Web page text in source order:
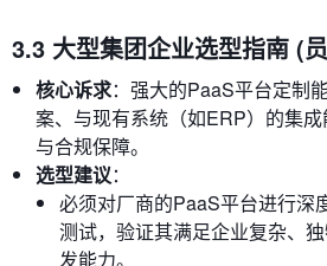
3.3 大型集团企业选型指南 (
核心诉求：强大的PaaS平台定制
案、与现有系统（如ERP）的集
与合规保障。
选型建议：
必须对厂商的PaaS平台进行深
测试，验证其满足企业复杂、
发能力。